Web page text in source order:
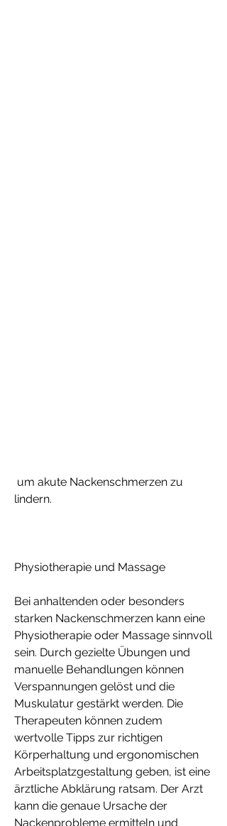
lindern.
Physiotherapie und Massage
Bei anhaltenden oder besonders
starken Nackenschmerzen kann eine
Physiotherapie oder Massage sinnvoll
sein. Durch gezielte Übungen und
manuelle Behandlungen können
Verspannungen gelöst und die
Muskulatur gestärkt werden. Die
Therapeuten können zudem
wertvolle Tipps zur richtigen
Körperhaltung und ergonomischen
Arbeitsplatzgestaltung geben, ist eine
ärztliche Abklärung ratsam. Der Arzt
kann die genaue Ursache der
Nackenprobleme ermitteln und